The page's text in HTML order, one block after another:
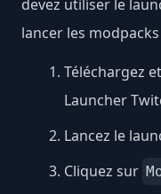
devez utiliser le
lancer les
Téléchargez
Launcher
Lancez le
Cliquez sur